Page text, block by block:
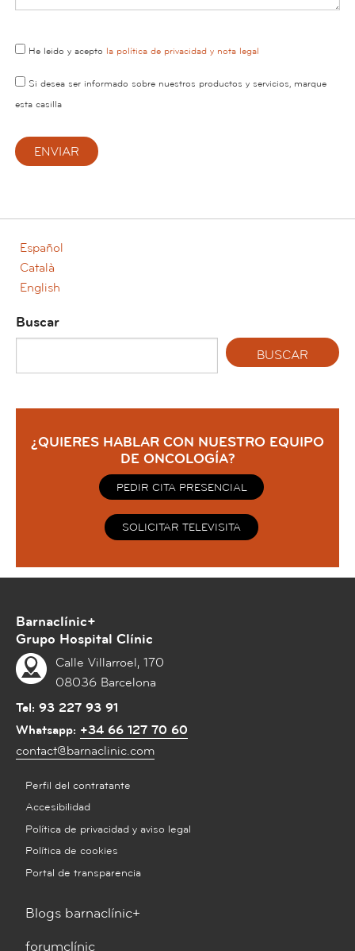
He leido y acepto la política de privacidad y nota legal
Si desea ser informado sobre nuestros productos y servicios, marque
esta casilla
Español
Català
English
Buscar
¿QUIERES HABLAR CON NUESTRO EQUIPO
DE ONCOLOGÍA?
PEDIR CITA PRESENCIAL
SOLICITAR TELEVISITA
Barnaclínic+
Grupo Hospital Clínic
Calle Villarroel, 170
08036 Barcelona
Tel: 93 227 93 91
Whatsapp: +34 66 127 70 60
contact@barnaclinic.com
Perfil del contratante
Accesibilidad
Política de privacidad y aviso legal
Política de cookies
Portal de transparencia
Blogs barnaclínic+
forumclínic